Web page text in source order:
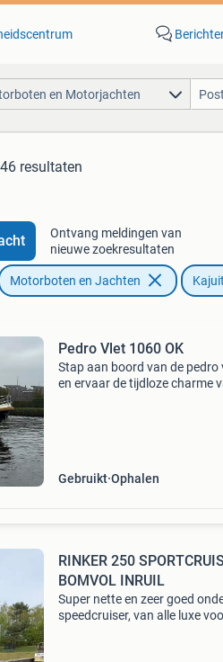
en Motorjachten
resultaten
Ontvang meldingen van
nieuwe zoekresultaten
Motorboten en Jachten
Pedro Vlet 1060 OK
Stap aan boord van de pedro
en ervaar de tijdloze charme
Gebruikt Ophalen
RINKER 250
BOMVOL INRUIL
Super nette en zeer goed
speedcruiser, van alle luxe